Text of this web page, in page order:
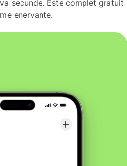
secunde. Este complet gratuit
enervante.